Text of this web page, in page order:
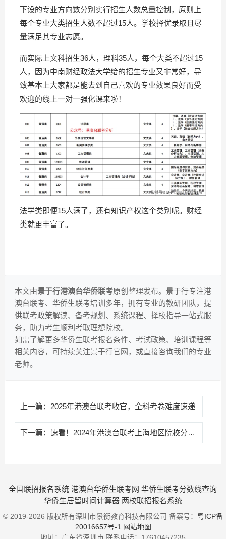
下设的专业方向数分别实行招生人数总量控制，原则上
每个专业大类招生人数不超过15人。学校择优录取且尽
量满足其专业志愿。
而实际上文科招生36人，理科35人，每个大类不超过15
人，因为中南财经政法大学给的招生专业又非常好，导
致基本上大家都是能去到自己喜欢的专业效果良好而受
欢迎的线上一对一强化课来啦！
法学类即便15人满了，还有知识产权这个类别呢。财经
类就更丰富了。
本文由景于行港澳台华侨联考原创整理发布。景于行专注港
澳台联考、华侨生联考培训多年，拥有专业的教研团队，提
供联考政策解读、备考规划、系统课程、择校指导一站式服
务，助力考生顺利考取理想院校。
如需了解更多华侨生联考报名条件、考试政策、培训课程等
相关内容，可持续关注景于行官网，或直接咨询我们的专业
老师。
上一篇： 2025年港澳台联考收官，全科考卷难度速递
下一篇： 速看！2024年港澳台联考上海地区院校分数线汇总
全国联招报名系统 港澳台华侨生联考网 华侨生联考分数线查询
华侨生居留时间计算器 两校联招报名系统
© 2019-2026 版权所有深圳市景衡教育科技有限公司 备案号： 粤ICP备
20016657号-1 网站地图